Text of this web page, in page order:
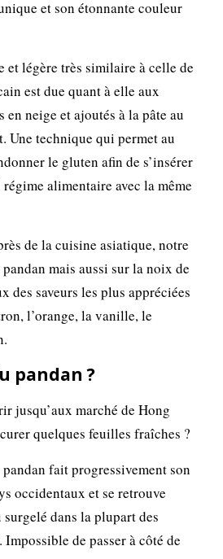
et son étonnante couleur
et légère très similaire à celle de
est due quant à elle aux
en neige et ajoutés à la pâte au
Une technique qui permet au
le gluten afin de s’insérer
alimentaire avec la même
de la cuisine asiatique, notre
mais aussi sur la noix de
des saveurs les plus appréciées
l’orange, la vanille, le
pandan ?
jusqu’aux marché de Hong
quelques feuilles fraîches ?
fait progressivement son
occidentaux et se retrouve
dans la plupart des
de passer à côté de